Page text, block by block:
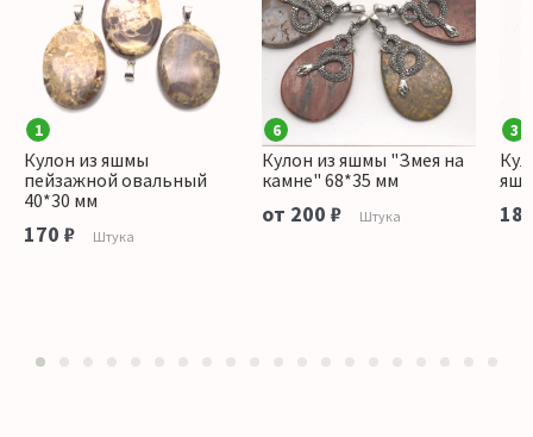
1
Кулон из яшмы
пейзажной овальный
40*30 мм
170 ₽ Штука
6
Кулон из яшмы "Змея на
камне" 68*35 мм
от 200 ₽ Штука
3